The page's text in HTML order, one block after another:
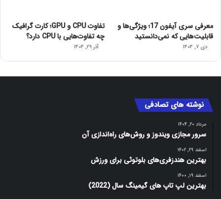
معرفی سری آیفون 17؛ ویژگی‌ها و
قابلیت‌هایی که نمی‌دانستید
دی ۷, ۱۴۰۴
تفاوت CPU و GPU؛ کارت گرافیک
چه تفاوت‌هایی با CPU دارد؟
آذر ۲۹, ۱۴۰۴
نوشته های تصادفی
مرداد ۲۰, ۱۴۰۴
سرور مجازی ویندوز و روش‌های راه‌اندازی آن
اسفند ۲۹, ۱۴۰۲
بهترین هندزفری‌های بلوتوثی برای ورزش
اسفند ۱۹, ۱۴۰۰
بهترین لپ تاپ های گیمینگ سال (2022)